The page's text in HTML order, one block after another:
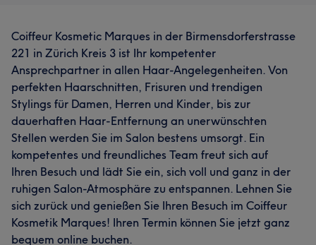
Coiffeur Kosmetic Marques in der Birmensdorferstrasse
221 in Zürich Kreis 3 ist Ihr kompetenter
Ansprechpartner in allen Haar-Angelegenheiten. Von
perfekten Haarschnitten, Frisuren und trendigen
Stylings für Damen, Herren und Kinder, bis zur
dauerhaften Haar-Entfernung an unerwünschten
Stellen werden Sie im Salon bestens umsorgt. Ein
kompetentes und freundliches Team freut sich auf
Ihren Besuch und lädt Sie ein, sich voll und ganz in der
ruhigen Salon-Atmosphäre zu entspannen. Lehnen Sie
sich zurück und genießen Sie Ihren Besuch im Coiffeur
Kosmetik Marques! Ihren Termin können Sie jetzt ganz
bequem online buchen.